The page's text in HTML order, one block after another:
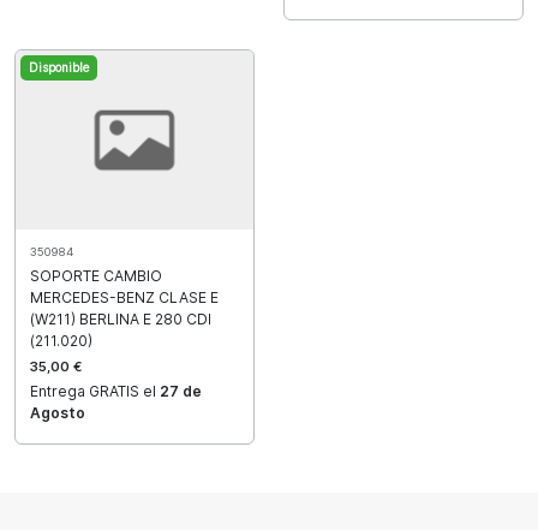
Disponible
350984
SOPORTE CAMBIO
MERCEDES-BENZ CLASE E
(W211) BERLINA E 280 CDI
(211.020)
35,00 €
Entrega GRATIS el 27 de
Agosto